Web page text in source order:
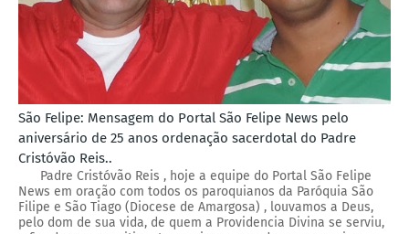
São Felipe: Mensagem do Portal São Felipe News pelo
aniversário de 25 anos ordenação sacerdotal do Padre
Cristóvão Reis..
Padre Cristóvão Reis , hoje a equipe do Portal São Felipe
News em oração com todos os paroquianos da Paróquia São
Filipe e São Tiago (Diocese de Amargosa) , louvamos a Deus,
pelo dom de sua vida, de quem a Providencia Divina se serviu,